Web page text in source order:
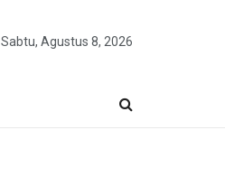
Sabtu, Agustus 8, 2026